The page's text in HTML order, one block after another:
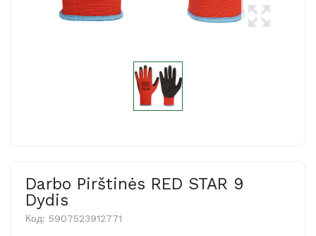
Darbo Pirštinės RED STAR 9
Dydis
Код: 5907523912771